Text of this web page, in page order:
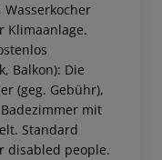
Klimaanlage.
Balkon): Die
(geg. Gebühr),
mit
Standard
disabled people.